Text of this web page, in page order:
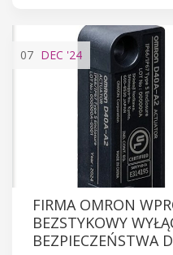
07 DEC '24
FIRMA OMRON
BEZSTYKOWY
BEZPIECZEŃSTWA